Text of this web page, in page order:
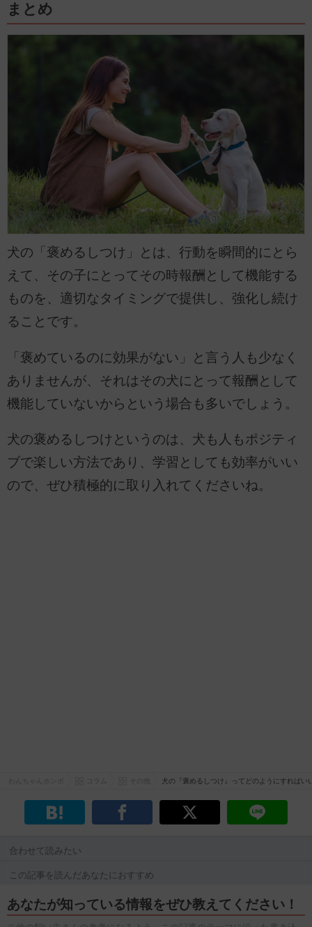
まとめ
犬の「褒めるしつけ」とは、行動を瞬間的にとら
えて、その子にとってその時報酬として機能する
ものを、適切なタイミングで提供し、強化し続け
ることです。
「褒めているのに効果がない」と言う人も少なく
ありませんが、それはその犬にとって報酬として
機能していないからという場合も多いでしょう。
犬の褒めるしつけというのは、犬も人もポジティ
ブで楽しい方法であり、学習としても効率がいい
ので、ぜひ積極的に取り入れてくださいね。
その他 犬の『褒めるしつけ』ってどのようにすれば
合わせて読みたい
この記事を読んだあなたにおすすめ
あなたが知っている情報をぜひ教えてください！